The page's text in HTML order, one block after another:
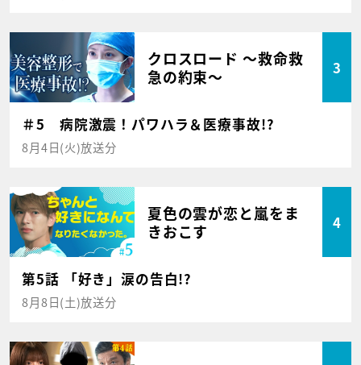
クロスロード ～救命救
急の約束～
3
＃5 病院激震！パワハラ＆医療事故!?
8月4日(火)放送分
夏色の雲が恋と嵐をま
きおこす
4
第5話 「好き」涙の告白!?
8月8日(土)放送分